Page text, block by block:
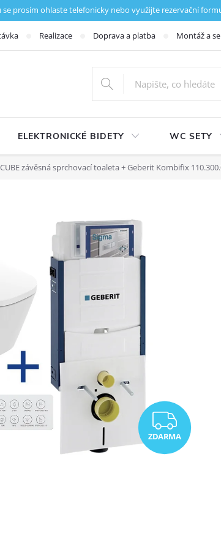
prosím ohlaste telefonicky nebo využijte rezervační
Realizace Doprava a platba Montáž a
ELEKTRONICKÉ BIDETY WC SETY
závěsná sprchovací toaleta + Geberit Kombifix
ZDARMA